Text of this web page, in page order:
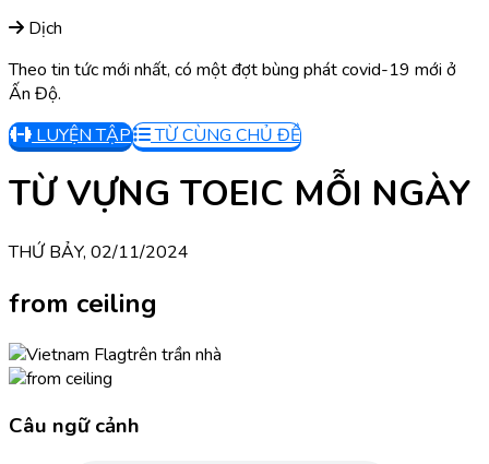
Dịch
Theo tin tức mới nhất, có một đợt bùng phát covid-19 mới ở
Ấn Độ.
LUYỆN TẬP
TỪ CÙNG CHỦ ĐỀ
TỪ VỰNG TOEIC MỖI NGÀY
THỨ BẢY, 02/11/2024
from ceiling
trên trần nhà
Câu ngữ cảnh